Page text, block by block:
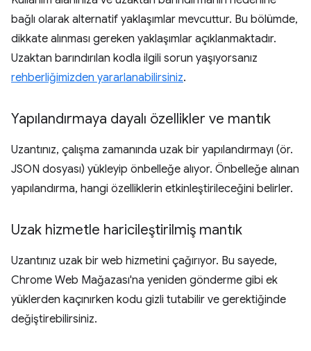
bağlı olarak alternatif yaklaşımlar mevcuttur. Bu bölümde,
dikkate alınması gereken yaklaşımlar açıklanmaktadır.
Uzaktan barındırılan kodla ilgili sorun yaşıyorsanız
rehberliğimizden yararlanabilirsiniz.
Yapılandırmaya dayalı özellikler ve mantık
Uzantınız, çalışma zamanında uzak bir yapılandırmayı (ör.
JSON dosyası) yükleyip önbelleğe alıyor. Önbelleğe alınan
yapılandırma, hangi özelliklerin etkinleştirileceğini belirler.
Uzak hizmetle haricileştirilmiş mantık
Uzantınız uzak bir web hizmetini çağırıyor. Bu sayede,
Chrome Web Mağazası'na yeniden gönderme gibi ek
yüklerden kaçınırken kodu gizli tutabilir ve gerektiğinde
değiştirebilirsiniz.